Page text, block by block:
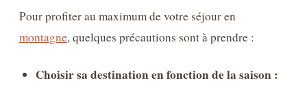
Pour profiter au maximum de votre séjour en
montagne, quelques précautions sont à prendre :
Choisir sa destination en fonction de la saison :